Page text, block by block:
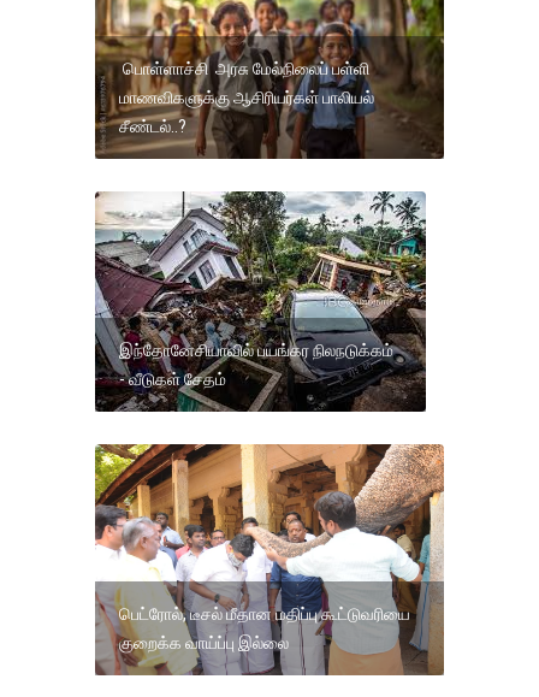
பொள்ளாச்சி அரசு மேல்நிலைப் பள்ளி
மாணவிகளுக்கு ஆசிரியர்கள் பாலியல்
சீண்டல்..?
இந்தோனேசியாவில் பயங்கர நிலநடுக்கம்
- வீடுகள் சேதம்
பெட்ரோல், டீசல் மீதான மதிப்பு கூட்டுவரியை
குறைக்க வாய்ப்பு இல்லை